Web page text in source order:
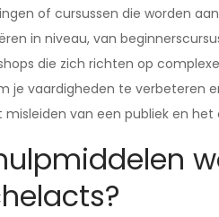
of cursussen die worden
in niveau, van
die zich richten op
je vaardigheden te verbeteren
van een publiek en het